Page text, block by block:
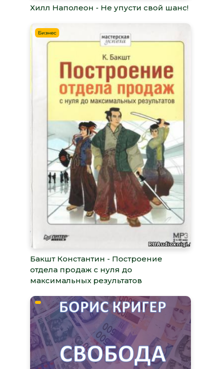
Хилл Наполеон - Не упусти свой шанс!
Бизнес
Бакшт Константин - Построение
отдела продаж с нуля до
максимальных результатов